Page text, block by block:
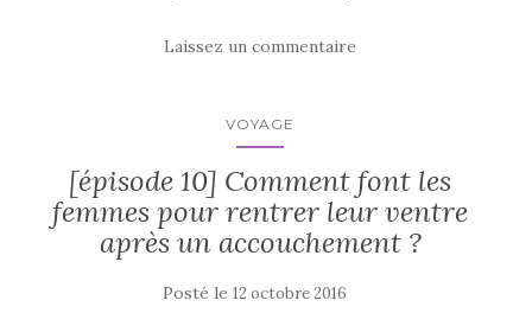
Laissez un commentaire
VOYAGE
[épisode 10] Comment font les
femmes pour rentrer leur ventre
après un accouchement ?
Posté le 12 octobre 2016